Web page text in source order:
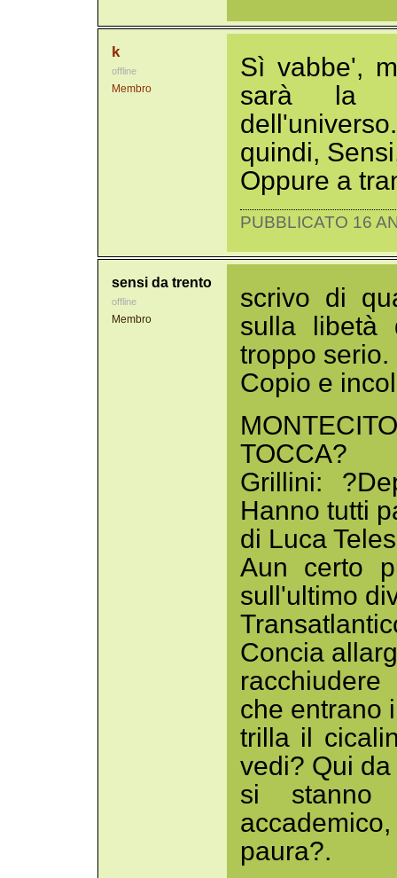
k
offline
Membro
Sì vabbe',
sarà la
quindi,
Oppure a
PUBBLICATO 16
sensi da trento
offline
Membro
scrivo di
sulla libetà
troppo serio.
Copio e
TOCCA?
Grillini:
Hanno tutti
di Luca
Aun certo
sull'ultimo
Concia
che entrano
trilla il
vedi? Qui
si stanno
paura?.